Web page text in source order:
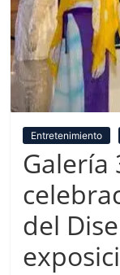
Entretenimiento
Galería
del